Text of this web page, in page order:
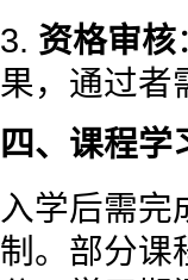
3. 资格审核
果，通过者
四、课程学
入学后需完
制。部分课